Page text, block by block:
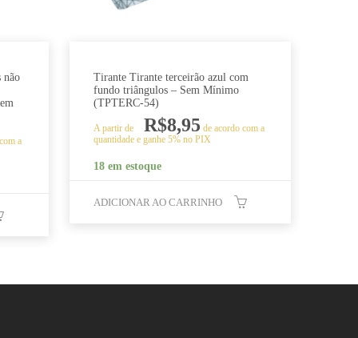
não
a
Tirante Tirante terceirão azul com
fundo triângulos – Sem Mínimo
(TPTERC-54)
A partir de R$8,95 de acordo com a
quantidade e ganhe 5% no PIX
18 em estoque
ADICIONAR AO CARRINHO